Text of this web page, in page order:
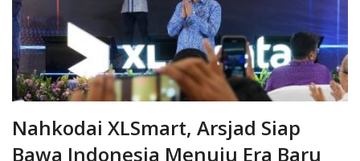
Nahkodai XLSmart, Arsjad Siap
Bawa Indonesia Menuju Era Baru